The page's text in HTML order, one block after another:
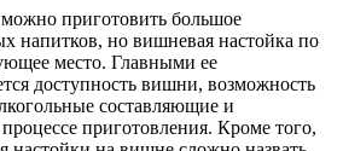
приготовить большое
напитков, но вишневая настойка по
место. Главными ее
доступность вишни, возможность
составляющие и
приготовления. Кроме того,